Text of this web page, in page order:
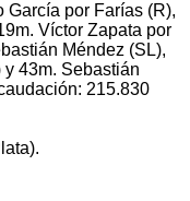
por Farías (R),
Víctor Zapata por
Méndez (SL),
43m. Sebastián
215.830